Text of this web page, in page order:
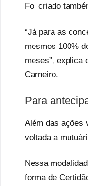
Foi criado
“Já para as
mesmos 100%
meses”, explica
Carneiro.
Para
Além das ações
voltada a
Nessa
forma de